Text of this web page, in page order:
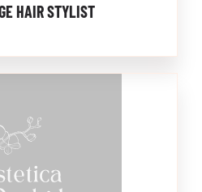
HAIR STYLIST